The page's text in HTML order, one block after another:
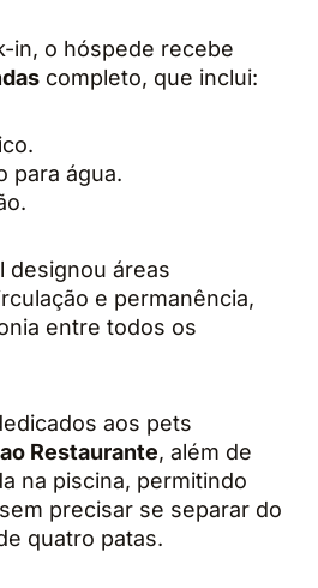
in, o hóspede recebe
completo, que inclui:
para água.
designou áreas
e permanência,
entre todos os
aos pets
Restaurante, além de
na piscina, permitindo
precisar se separar do
quatro patas.